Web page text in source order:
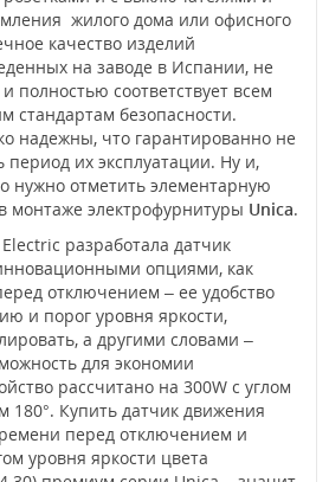
жилого дома или офисного
качество изделий
на заводе в Испании, не
полностью соответствует всем
стандартам безопасности.
надежны, что гарантированно не
период их эксплуатации. Ну и,
нужно отметить элементарную
монтаже электрофурнитуры Unica.
разработала датчик
опциями, как
отключением – ее удобство
и порог уровня яркости,
а другими словами –
для экономии
рассчитано на 300W с углом
Купить датчик движения
перед отключением и
уровня яркости цвета